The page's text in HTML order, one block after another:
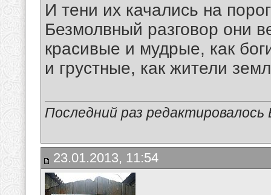
И тени их качались на
Безмолвный разговор они
красивые и мудрые, как
и грустные, как жители
Последний раз
23.01.2013, 11:54